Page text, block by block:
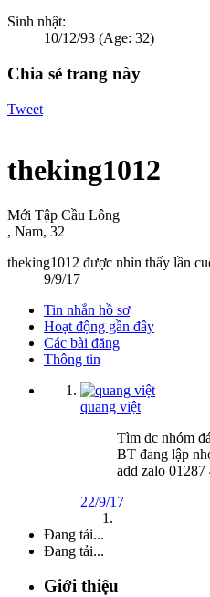
Sinh nhật:
10/12/93 (Age: 32)
Chia sẻ trang này
Tweet
theking1012
Mới Tập Cầu Lông
, Nam, 32
theking1012 được nhìn thấy lần
9/9/17
Tin nhắn hồ sơ
Hoạt động gần đây
Các bài đăng
Thông tin
quang việt
Tìm dc nhóm
BT đang lập
add zalo
22/9/17
Đang tải...
Đang tải...
Giới thiệu